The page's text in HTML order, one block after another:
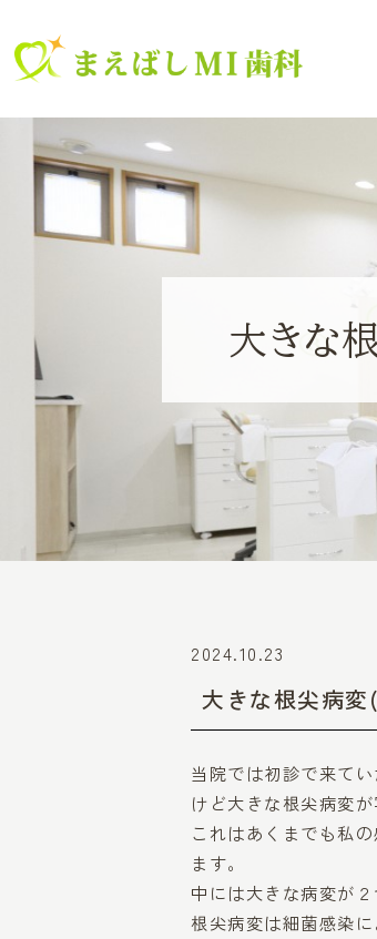
大きな
2024.10.23
大きな根尖病
当院では初診で来て
けど大きな根尖病変
これはあくまでも私
ます。
中には大きな病変が
根尖病変は細菌感染